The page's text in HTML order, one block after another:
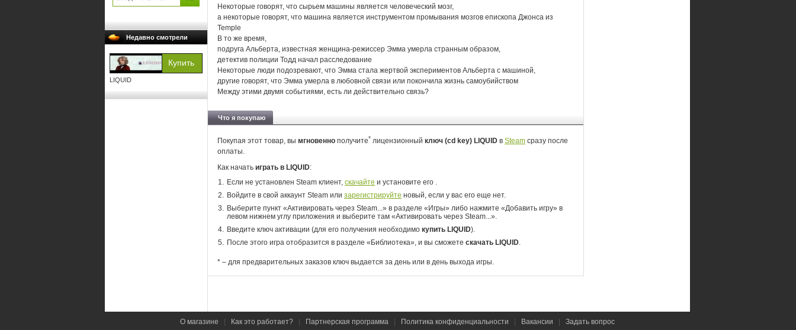
Недавно смотрели
LIQUID
Некоторые говорят, что сырьем машины является человеческий мозг,
а некоторые говорят, что машина является инструментом промывания мозгов епископа Джонса из
Temple
В то же время,
подруга Альберта, известная женщина-режиссер Эмма умерла странным образом,
детектив полиции Тодд начал расследование
Некоторые люди подозревают, что Эмма стала жертвой экспериментов Альберта с машиной,
другие говорят, что Эмма умерла в любовной связи или покончила жизнь самоубийством
Между этими двумя событиями, есть ли действительно связь?
Что я покупаю
Покупая этот товар, вы мгновенно получите* лицензионный ключ (cd key) LIQUID в Steam сразу после
оплаты.
Как начать играть в LIQUID:
Если не установлен Steam клиент, скачайте и установите его .
Войдите в свой аккаунт Steam или зарегистрируйте новый, если у вас его еще нет.
Выберите пункт «Активировать через Steam...» в разделе «Игры» либо нажмите «Добавить игру» в
левом нижнем углу приложения и выберите там «Активировать через Steam...».
Введите ключ активации (для его получения необходимо купить LIQUID).
После этого игра отобразится в разделе «Библиотека», и вы сможете скачать LIQUID.
* – для предварительных заказов ключ выдается за день или в день выхода игры.
О магазине Как это работает? Партнерская программа Политика конфиденциальности Вакансии Задать вопрос